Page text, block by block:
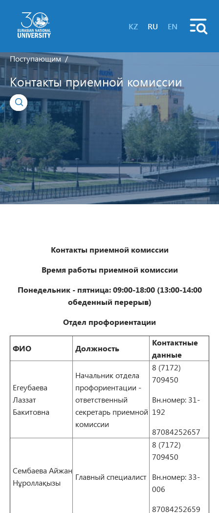
KZ RU EN
Поступающим
Контакты приемной комиссии
Контакты приемной комиссии
Время работы приемной комиссии
Понедельник - пятница: 09:00-18:00 (13:00-14:00
обеденный перерыв)
Отдел профориентации
ФИО Должность
Контактные
данные
Егеубаева
Лаззат
Бакитовна
Начальник отдела
профориентации -
ответственный
секретарь приемной
комиссии
8 (7172)
709450
Вн.номер: 31-
192
87084252657
Сембаева Айжан
Нұроллақызы
Главный специалист
8 (7172)
709450
Вн.номер: 33-
006
87084252659